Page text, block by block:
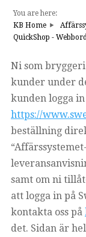
You are here:
KB Home
QuickShop -
Ni som
kunder under
kunden logga in
https://
beställning
samt om ni
att logga in på
kontakta oss på
det. Sidan är